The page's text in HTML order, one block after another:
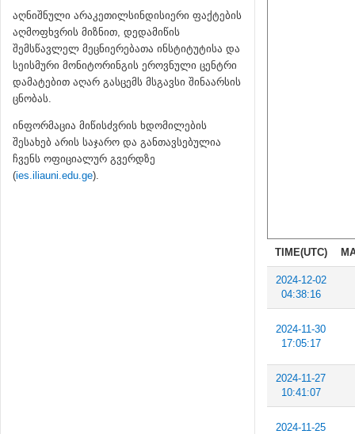
აღნიშნული არაკეთილსინდისიერი ფაქტების
აღმოფხვრის მიზნით, დედამიწის
შემსწავლელ მეცნიერებათა ინსტიტუტისა და
სეისმური მონიტორინგის ეროვნული ცენტრი
დამატებით აღარ გასცემს მსგავსი შინაარსის
ცნობას.
ინფორმაცია მიწისძვრის ხდომილების
შესახებ არის საჯარო და განთავსებულია
ჩვენს ოფიციალურ გვერდზე
(ies.iliauni.edu.ge).
TIME(UTC)
2024-12-02
04:38:16
2024-11-30
17:05:17
2024-11-27
10:41:07
2024-11-25